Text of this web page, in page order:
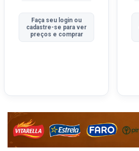
Faça seu login ou
cadastre-se para ver
preços e comprar